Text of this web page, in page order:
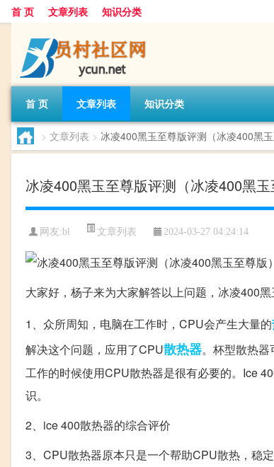
首 页 文章列表 知识分类
首 页 文章列表 知识分类
> 文章列表 > 冰凌400黑玉至尊版评测（冰凌400黑玉
冰凌400黑玉至尊版评测（冰凌400黑玉
网友:bl 文章列表 2024-03-27 04:24:14
大家好，杨子来为大家解答以上问题，冰凌400
1、众所周知，电脑在工作时，CPU会产生大量的
解决这个问题，应用了CPU散热器。杯型散热
工作的时候使用CPU散热器是很有必要的。Ice
识。
2、ice 400散热器的综合评价
3、CPU散热器原本只是一个帮助CPU散热，稳